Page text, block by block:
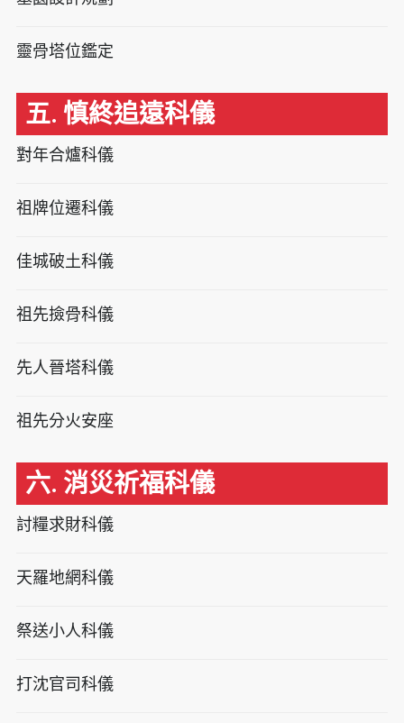
靈骨塔位鑑定
五. 慎終追遠科儀
對年合爐科儀
祖牌位遷科儀
佳城破土科儀
祖先撿骨科儀
先人晉塔科儀
祖先分火安座
六. 消災祈福科儀
討糧求財科儀
天羅地網科儀
祭送小人科儀
打沈官司科儀